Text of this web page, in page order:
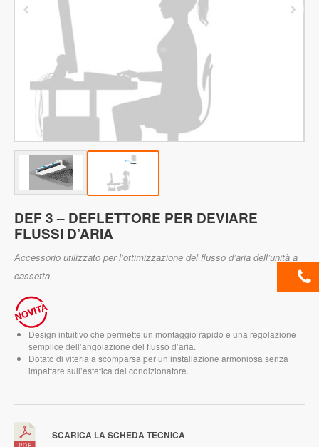
DEF 3 – DEFLETTORE PER DEVIARE
FLUSSI D’ARIA
Accessorio utilizzato per l’ottimizzazione del flusso d’aria dell’unità a
cassetta.
Design intuitivo che permette un montaggio rapido e una regolazione
semplice dell’angolazione del flusso d’aria.
Dotato di viteria a scomparsa per un’installazione armoniosa senza
impattare sull’estetica del condizionatore.
SCARICA LA SCHEDA TECNICA